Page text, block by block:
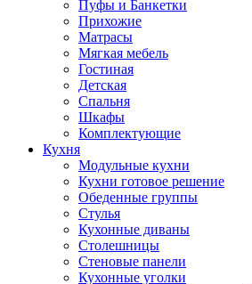
Пуфы и Банкетки
Прихожие
Матрасы
Мягкая мебель
Гостиная
Детская
Спальня
Шкафы
Комплектующие
Кухня
Модульные кухни
Кухни готовое решение
Обеденные группы
Стулья
Кухонные диваны
Столешницы
Стеновые панели
Кухонные уголки